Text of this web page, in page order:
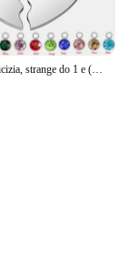
Regali di amicizia, strange do 1 e (do 2 due divisi con ciondoli Birthstone collane con ciondolo a cuore, regalo di compleanno BFF per il migliore amico